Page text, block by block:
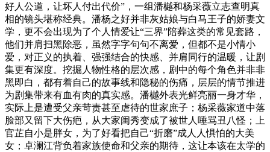
好人公道，让坏人付出代价”，一组潘樾和杨采薇立志查明真
相的镜头堪称经典。潘杨之好并非灰姑娘与白马王子的娇妻文
学，更不会出现为了个人情爱让“三界”陪葬这类的常见套路，
他们并肩扫黑除恶，虽然字字句句不离爱，但都不是小情小
爱，对正义的执着、强强结合的快感、并肩同行的温暖，让剧
集更有深度。挖掘人物性格的层次感，剧中的每个角色并非非
黑即白，都有着自己的故事线和隐秘的伤痛，层层的情节推进
为剧集带来有血有肉的真实感。潘樾外表光鲜亮丽一身才华，
实际上是遭受父亲苛责甚至虐待的世家庶子；杨采薇家道中落
脸部又留下大伤疤，从大家闺秀变成了被世人唾骂丑八怪；上
官芷自小是胖女，为了好看把自己“折磨”成人人惧怕的大美
女；卓澜江背负着家族使命和父亲的期待，这让本该在太学的